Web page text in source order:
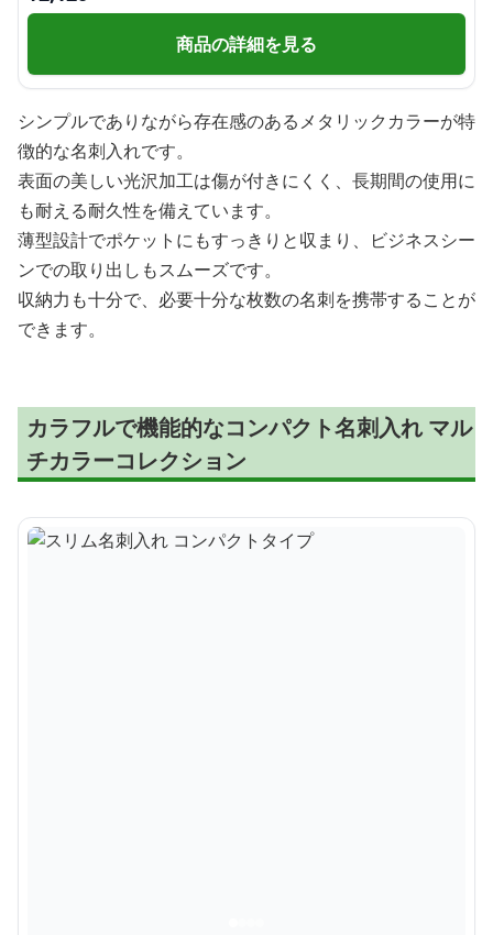
商品の詳細を見る
シンプルでありながら存在感のあるメタリックカラーが特
徴的な名刺入れです。
表面の美しい光沢加工は傷が付きにくく、長期間の使用に
も耐える耐久性を備えています。
薄型設計でポケットにもすっきりと収まり、ビジネスシー
ンでの取り出しもスムーズです。
収納力も十分で、必要十分な枚数の名刺を携帯することが
できます。
カラフルで機能的なコンパクト名刺入れ マル
チカラーコレクション